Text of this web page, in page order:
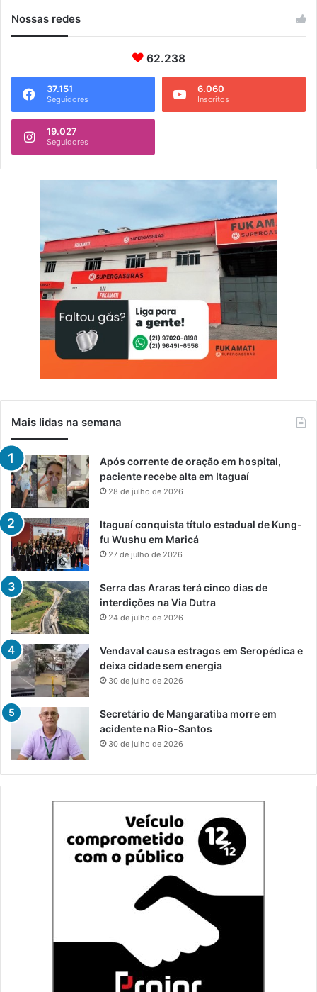
rNossas redes
62.238
37.151
Seguidores
6.060
Inscritos
19.027
Seguidores
Mais lidas na semana
Após corrente de oração em hospital,
paciente recebe alta em Itaguaí
28 de julho de 2026
Itaguaí conquista título estadual de Kung-
fu Wushu em Maricá
27 de julho de 2026
Serra das Araras terá cinco dias de
interdições na Via Dutra
24 de julho de 2026
Vendaval causa estragos em Seropédica e
deixa cidade sem energia
30 de julho de 2026
Secretário de Mangaratiba morre em
acidente na Rio-Santos
30 de julho de 2026